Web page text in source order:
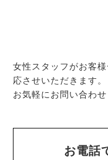
女性スタッフがお客
応させいただきます。
お気軽にお問い合わせ
お電話